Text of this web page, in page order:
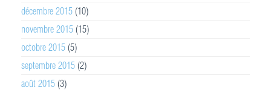
décembre 2015 (10)
novembre 2015 (15)
octobre 2015 (5)
septembre 2015 (2)
août 2015 (3)